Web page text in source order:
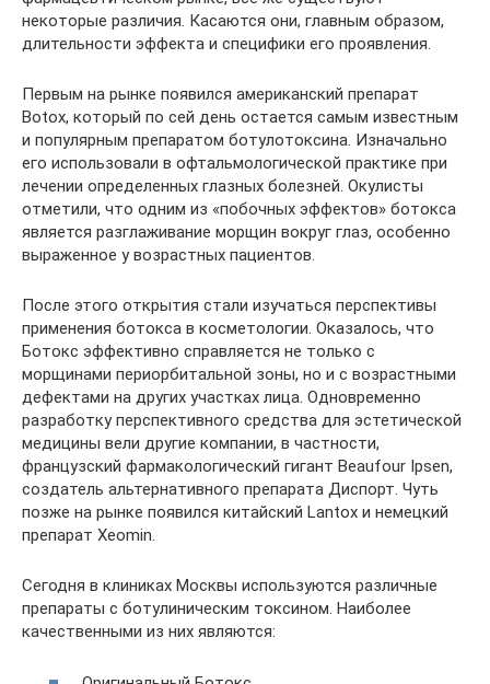
некоторые различия. Касаются они, главным образом,
длительности эффекта и специфики его проявления.
Первым на рынке появился американский препарат
Botox, который по сей день остается самым известным
и популярным препаратом ботулотоксина. Изначально
его использовали в офтальмологической практике при
лечении определенных глазных болезней. Окулисты
отметили, что одним из «побочных эффектов» ботокса
является разглаживание морщин вокруг глаз, особенно
выраженное у возрастных пациентов.
После этого открытия стали изучаться перспективы
применения ботокса в косметологии. Оказалось, что
Ботокс эффективно справляется не только с
морщинами периорбитальной зоны, но и с возрастными
дефектами на других участках лица. Одновременно
разработку перспективного средства для эстетической
медицины вели другие компании, в частности,
французский фармакологический гигант Beaufour Ipsen,
создатель альтернативного препарата Диспорт. Чуть
позже на рынке появился китайский Lantox и немецкий
препарат Xeomin.
Сегодня в клиниках Москвы используются различные
препараты с ботулиническим токсином. Наиболее
качественными из них являются: